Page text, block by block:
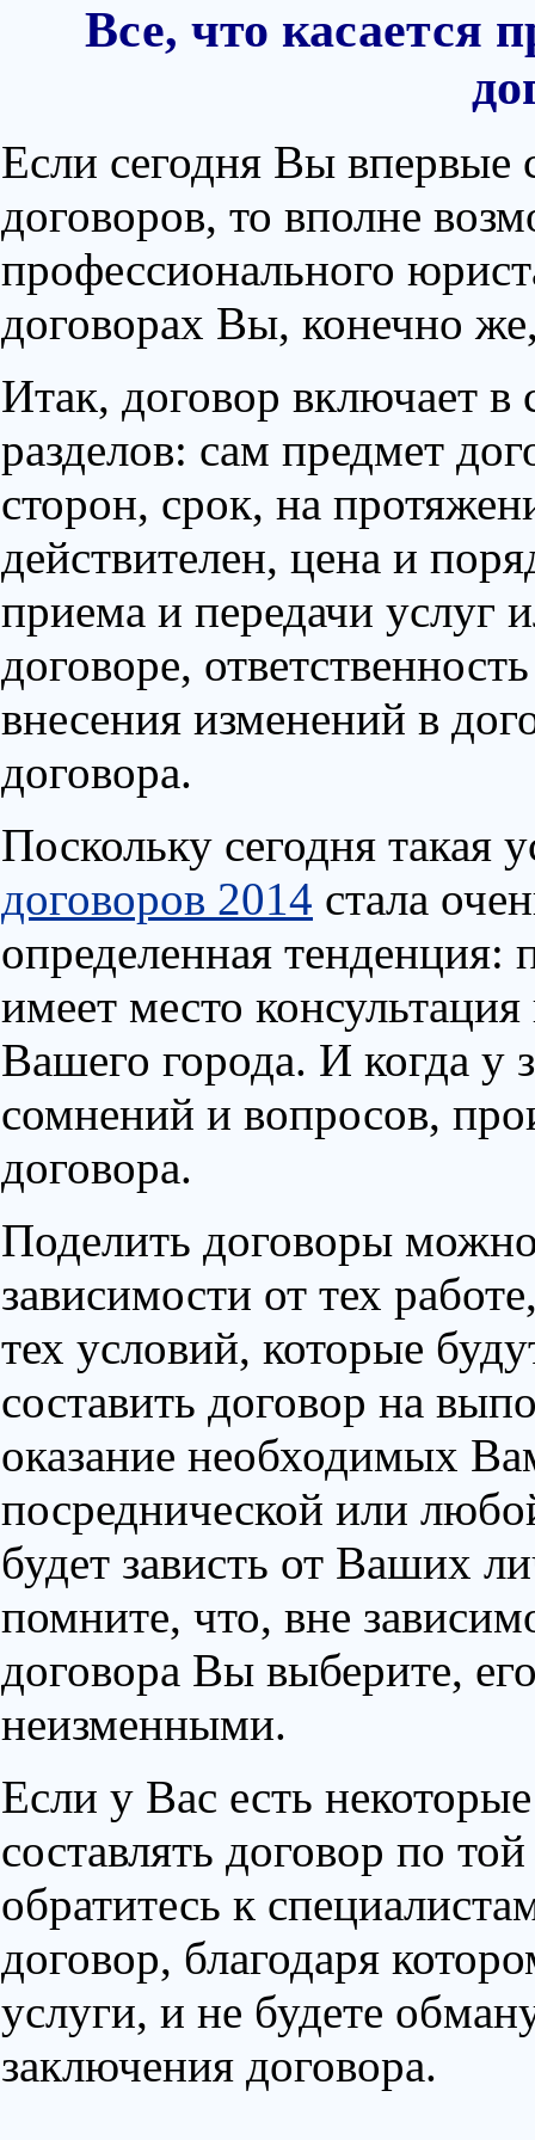
Все, что касается
Если сегодня Вы впервые
договоров, то вполне
профессионального
договорах Вы, конечно
Итак, договор включает в
разделов: сам предмет
сторон, срок, на
действителен, цена и
приема и передачи услуг
договоре,
внесения изменений в
договора.
Поскольку сегодня такая
договоров 2014 стала
определенная тенденция:
имеет место
Вашего города. И когда у
сомнений и вопросов,
договора.
Поделить договоры
зависимости от тех
тех условий, которые
составить договор на
оказание необходимых
посреднической или
будет зависть от Ваших
помните, что, вне
договора Вы выберите,
неизменными.
Если у Вас есть
составлять договор по
обратитесь к
договор, благодаря
услуги, и не будете
заключения договора.